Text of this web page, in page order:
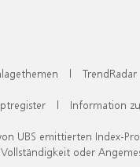
| TrendRadar
| Information
UBS emittierten Index-
oder